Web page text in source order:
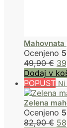
Mahovnata
Ocenjeno
49,90€
Dodaj v
POPUST
Zelena
Ocenjeno
82,90€